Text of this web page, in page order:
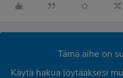
Tämä aihe on
Käytä hakua löytääksesi